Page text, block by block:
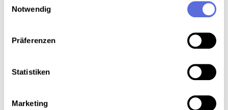
Notwendig
Präferenzen
Statistiken
Marketing
Metadaten
Verortung in der digitalen Sammlung
Radiosendung-